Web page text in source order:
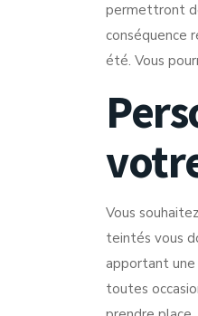
permettront
conséquence
été. Vous
Vous
teintés vous
apportant une
toutes